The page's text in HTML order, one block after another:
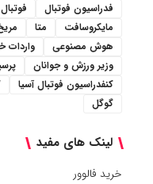
فدراسیون فوتبال
فوتبال
مایکروسافت
متا
هوش مصنوعی
واردات
وزیر ورزش و جوانان
کنفدراسیون فوتبال آسیا
گوگل
لینک های مفید
خرید فالوور